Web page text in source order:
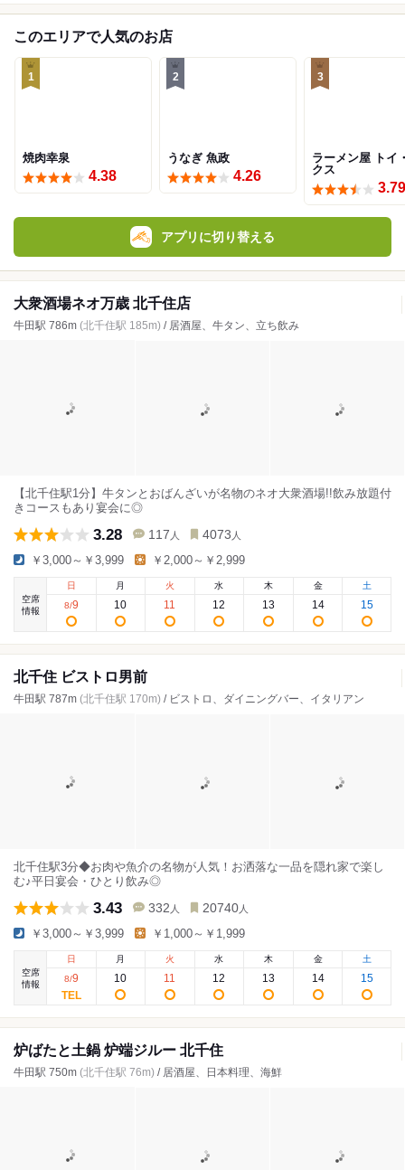
このエリアで人気のお店
1
焼肉幸泉
4.38
2
うなぎ 魚政
4.26
3
ラーメン屋 トイ
クス
3.79
アプリに切り替える
大衆酒場ネオ万歳 北千住店
牛田駅 786m (北千住駅 185m) / 居酒屋、牛タン、立ち飲み
【北千住駅1分】牛タンとおばんざいが名物のネオ大衆酒場!!飲み放題付
きコースもあり宴会に◎
3.28 117 人 4073 人
￥3,000～￥3,999 ￥2,000～￥2,999
空席
情報
日
8/9
月
10
火
11
水
12
木
13
金
14
土
15
北千住 ビストロ男前
牛田駅 787m (北千住駅 170m) / ビストロ、ダイニングバー、イタリアン
北千住駅3分◆お肉や魚介の名物が人気！お洒落な一品を隠れ家で楽し
む♪平日宴会・ひとり飲み◎
3.43 332 人 20740 人
￥3,000～￥3,999 ￥1,000～￥1,999
空席
情報
日
8/9
月
10
火
11
水
12
木
13
金
14
土
15
炉ばたと土鍋 炉端ジルー 北千住
牛田駅 750m (北千住駅 76m) / 居酒屋、日本料理、海鮮